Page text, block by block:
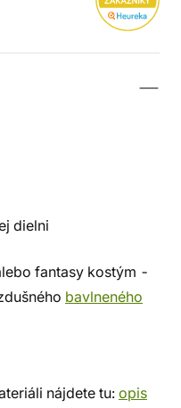
dielni
fantasy kostým -
bavlneného
nájdete tu: opis